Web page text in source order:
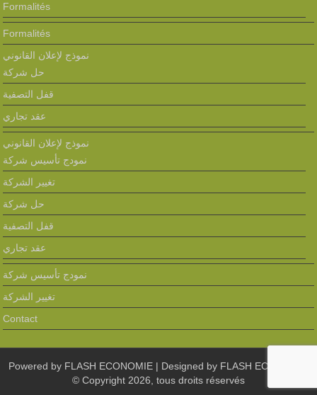
Formalités
Formalités
نموذج لإعلان القانوني
حل شركة
قفل التصفية
عقد تجاري
نموذج لإعلان القانوني
نمودج تأسيس شركة
تغيير الشركة
حل شركة
قفل التصفية
عقد تجاري
نمودج تأسيس شركة
تغيير الشركة
Contact
Powered by FLASH ECONOMIE | Designed by FLASH ECONOMIE
© Copyright 2026, tous droits réservés